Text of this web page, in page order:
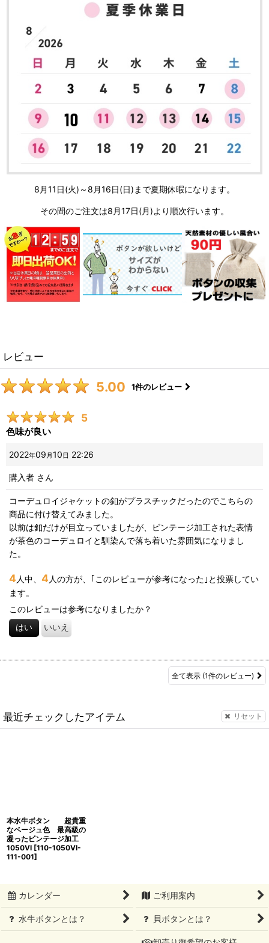
8月11日(火)～8月16日(日)まで夏期休暇になります。
その間のご注文は8月17日(月)より順次行います。
レビュー
5.00 1件のレビュー
5
色味が良い
2022年09 月10日 22:26
購入者 さん
コーデュロイジャケットの釦がプラスチックだったのでこちらの
商品に付け替えてみました。
以前は釦だけが目立っていましたが、ビンテージ加工された表情
が茶色のコーデュロイと馴染んで落ち着いた雰囲気になりまし
た。
4 人中、 4 人の方が、｢このレビューが参考になった｣と投票してい
ます。
このレビューは参考になりましたか？
はい いいえ
全て表示 (1件のレビュー)
最近チェックしたアイテム リセット
本水牛ボタン 超貴重
なベージュ色 最高級の
凝ったビンテージ加工
1050VI [110-1050VI-
111-001]
カレンダー ご利用案内
水牛ボタンとは？ 貝ボタンとは？